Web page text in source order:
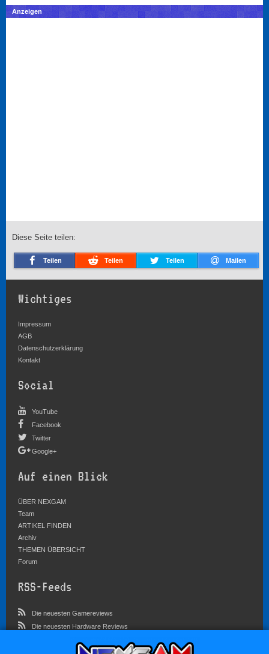
Anzeigen
Diese Seite teilen:
Teilen Teilen Teilen Mailen
Wichtiges
Impressum
AGB
Datenschutzerklärung
Kontakt
Social
YouTube
Facebook
Twitter
Google+
Auf einen Blick
ÜBER NEXGAM
Team
ARTIKEL FINDEN
Archiv
THEMEN ÜBERSICHT
Forum
RSS-Feeds
Die neuesten Gamereviews
Die neuesten Hardware Reviews